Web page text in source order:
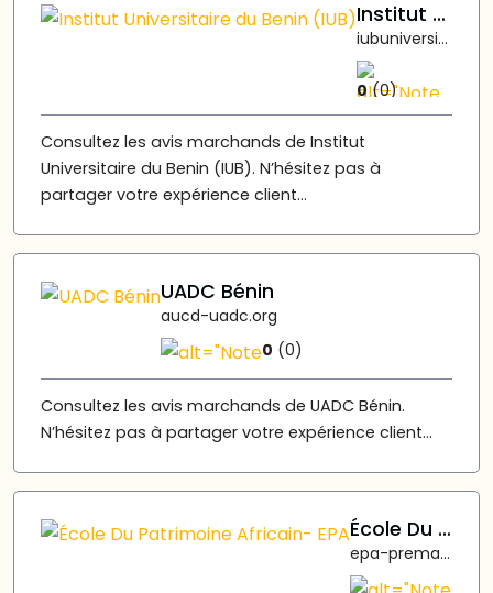
Institut Universitaire du Benin (IUB)
iubuniversity.org
0 (0)
Consultez les avis marchands de Institut
Universitaire du Benin (IUB). N’hésitez pas à
partager votre expérience client...
UADC Bénin
aucd-uadc.org
0 (0)
Consultez les avis marchands de UADC Bénin.
N’hésitez pas à partager votre expérience client...
École Du Patrimoine Africain- EPA
epa-prema.net